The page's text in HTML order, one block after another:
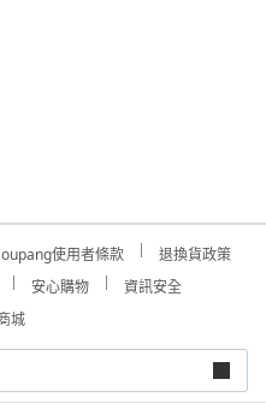
使用者條款
退換貨政策
安心購物
資訊安全
城